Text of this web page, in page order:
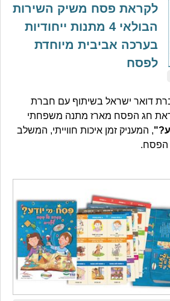
לקראת פסח משיק השירות
הבולאי 4 מתנות ייחודיות
בערכה אביבית מיוחדת
לפסח
דואר ישראל בשיתוף עם חברת
חג הפסח מארז מתנה משפחתי
, המעניק זמן איכות חווייתי, המשלב
הפסח.